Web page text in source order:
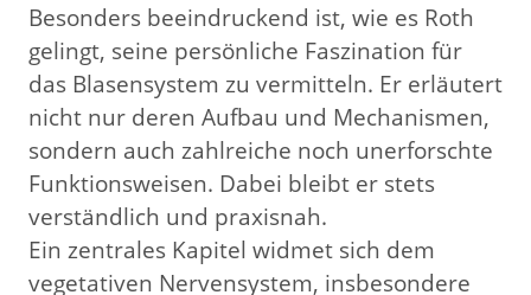
Besonders beeindruckend ist, wie es Roth
gelingt, seine persönliche Faszination für
das Blasensystem zu vermitteln. Er erläutert
nicht nur deren Aufbau und Mechanismen,
sondern auch zahlreiche noch unerforschte
Funktionsweisen. Dabei bleibt er stets
verständlich und praxisnah.
Ein zentrales Kapitel widmet sich dem
vegetativen Nervensystem, insbesondere